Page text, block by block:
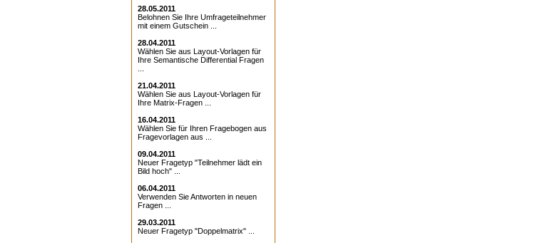
28.05.2011
Belohnen Sie Ihre Umfrageteilnehmer
mit einem Gutschein ...
28.04.2011
Wählen Sie aus Layout-Vorlagen für
Ihre Semantische Differential Fragen
21.04.2011
Wählen Sie aus Layout-Vorlagen für
Ihre Matrix-Fragen ...
16.04.2011
Wählen Sie für Ihren Fragebogen aus
Fragevorlagen aus ...
09.04.2011
Neuer Fragetyp "Teilnehmer lädt ein
Bild hoch" ...
06.04.2011
Verwenden Sie Antworten in neuen
Fragen ...
29.03.2011
Neuer Fragetyp "Doppelmatrix" ...